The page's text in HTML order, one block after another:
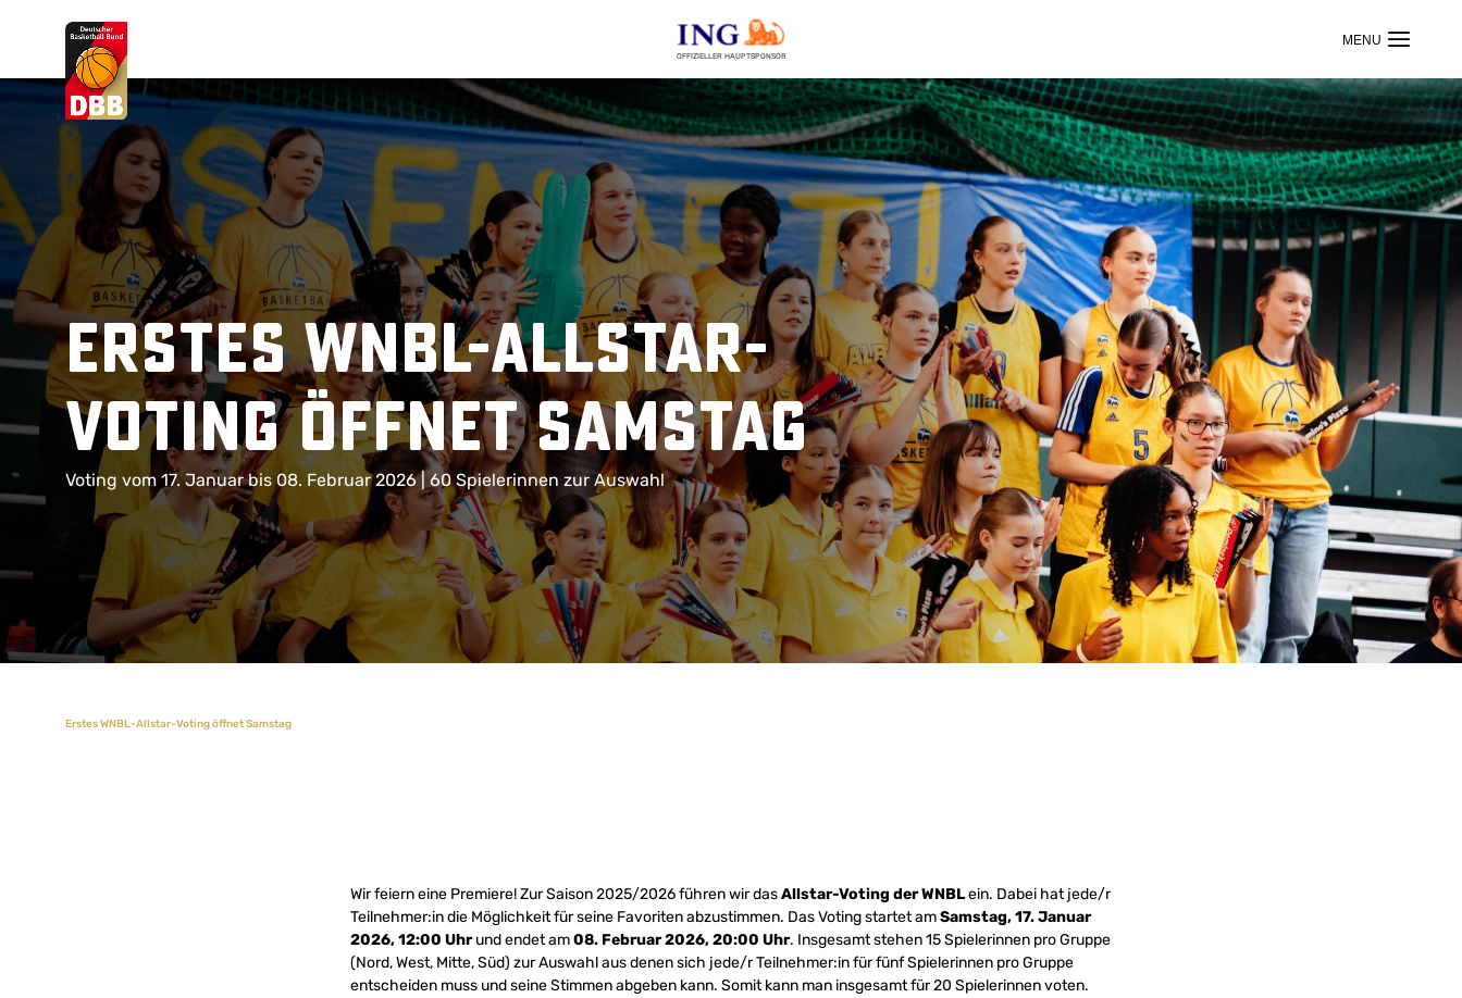
OFFIZIELLER HAUPTSPONSOR
Suchvorschläge
Lorem Ipsum
Dolor Sit
Amet Valputo
Erstes WNBL-Allstar-
Voting öffnet Samstag
Voting vom 17. Januar bis 08. Februar 2026 | 60 Spielerinnen zur Auswahl
Erstes WNBL-Allstar-Voting öffnet Samstag
Wir feiern eine Premiere! Zur Saison 2025/2026 führen wir dasAllstar-Voting der WNBLein. Dabei hat jede/r
Teilnehmer:in die Möglichkeit für seine Favoriten abzustimmen. Das Voting startet amSamstag, 17. Januar
2026, 12:00 Uhrund endet am08. Februar 2026, 20:00 Uhr. Insgesamt stehen 15 Spielerinnen pro Gruppe
(Nord, West, Mitte, Süd) zur Auswahl aus denen sich jede/r Teilnehmer:in für fünf Spielerinnen pro Gruppe
entscheiden muss und seine Stimmen abgeben kann. Somit kann man insgesamt für 20 Spielerinnen voten.